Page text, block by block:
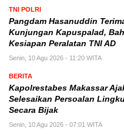
TNI POLRI
Pangdam Hasanuddin
Kunjungan Kapuspalad,
Kesiapan Peralatan TNI AD
Senin, 10 Agu 2026 - 11:20 WITA
BERITA
Kapolrestabes Makassar
Selesaikan Persoalan
Secara Bijak
Senin, 10 Agu 2026 - 07:01 WITA